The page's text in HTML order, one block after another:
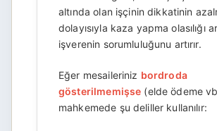
altında olan işçinin dikkatinin
dolayısıyla kaza yapma olasılığı
işverenin sorumluluğunu artırır.
Eğer mesaileriniz bordroda
gösterilmemişse (elde ödeme
mahkemede şu deliller kullanılır: